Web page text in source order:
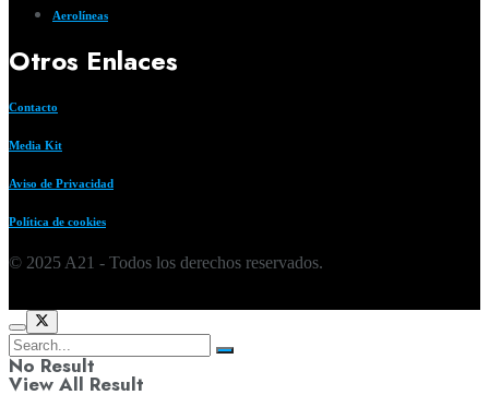
Aerolíneas
Otros Enlaces
Contacto
Media Kit
Aviso de Privacidad
Política de cookies
© 2025 A21 - Todos los derechos reservados.
No Result
View All Result